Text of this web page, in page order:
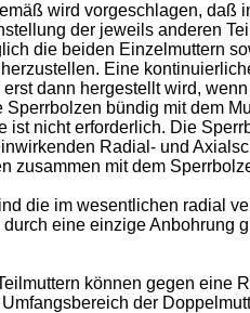
wird vorgeschlagen, daß
der jeweils anderen
die beiden Einzelmuttern
Eine
dann hergestellt wird,
Sperrbolzen bündig mit dem
ist nicht erforderlich. Die
Radial- und
zusammen mit dem
die im wesentlichen radial
eine einzige Anbohrung
können gegen eine
der